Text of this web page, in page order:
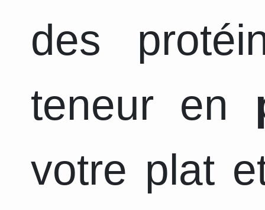
des
teneur en
votre plat